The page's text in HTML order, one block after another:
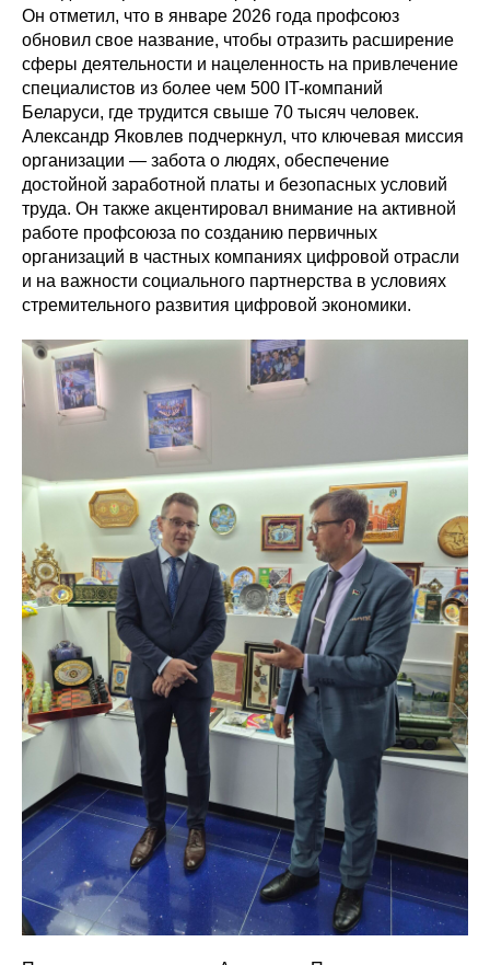
Он отметил, что в январе 2026 года профсоюз
обновил свое название, чтобы отразить расширение
сферы деятельности и нацеленность на привлечение
специалистов из более чем 500 IT-компаний
Беларуси, где трудится свыше 70 тысяч человек.
Александр Яковлев подчеркнул, что ключевая миссия
организации — забота о людях, обеспечение
достойной заработной платы и безопасных условий
труда. Он также акцентировал внимание на активной
работе профсоюза по созданию первичных
организаций в частных компаниях цифровой отрасли
и на важности социального партнерства в условиях
стремительного развития цифровой экономики.